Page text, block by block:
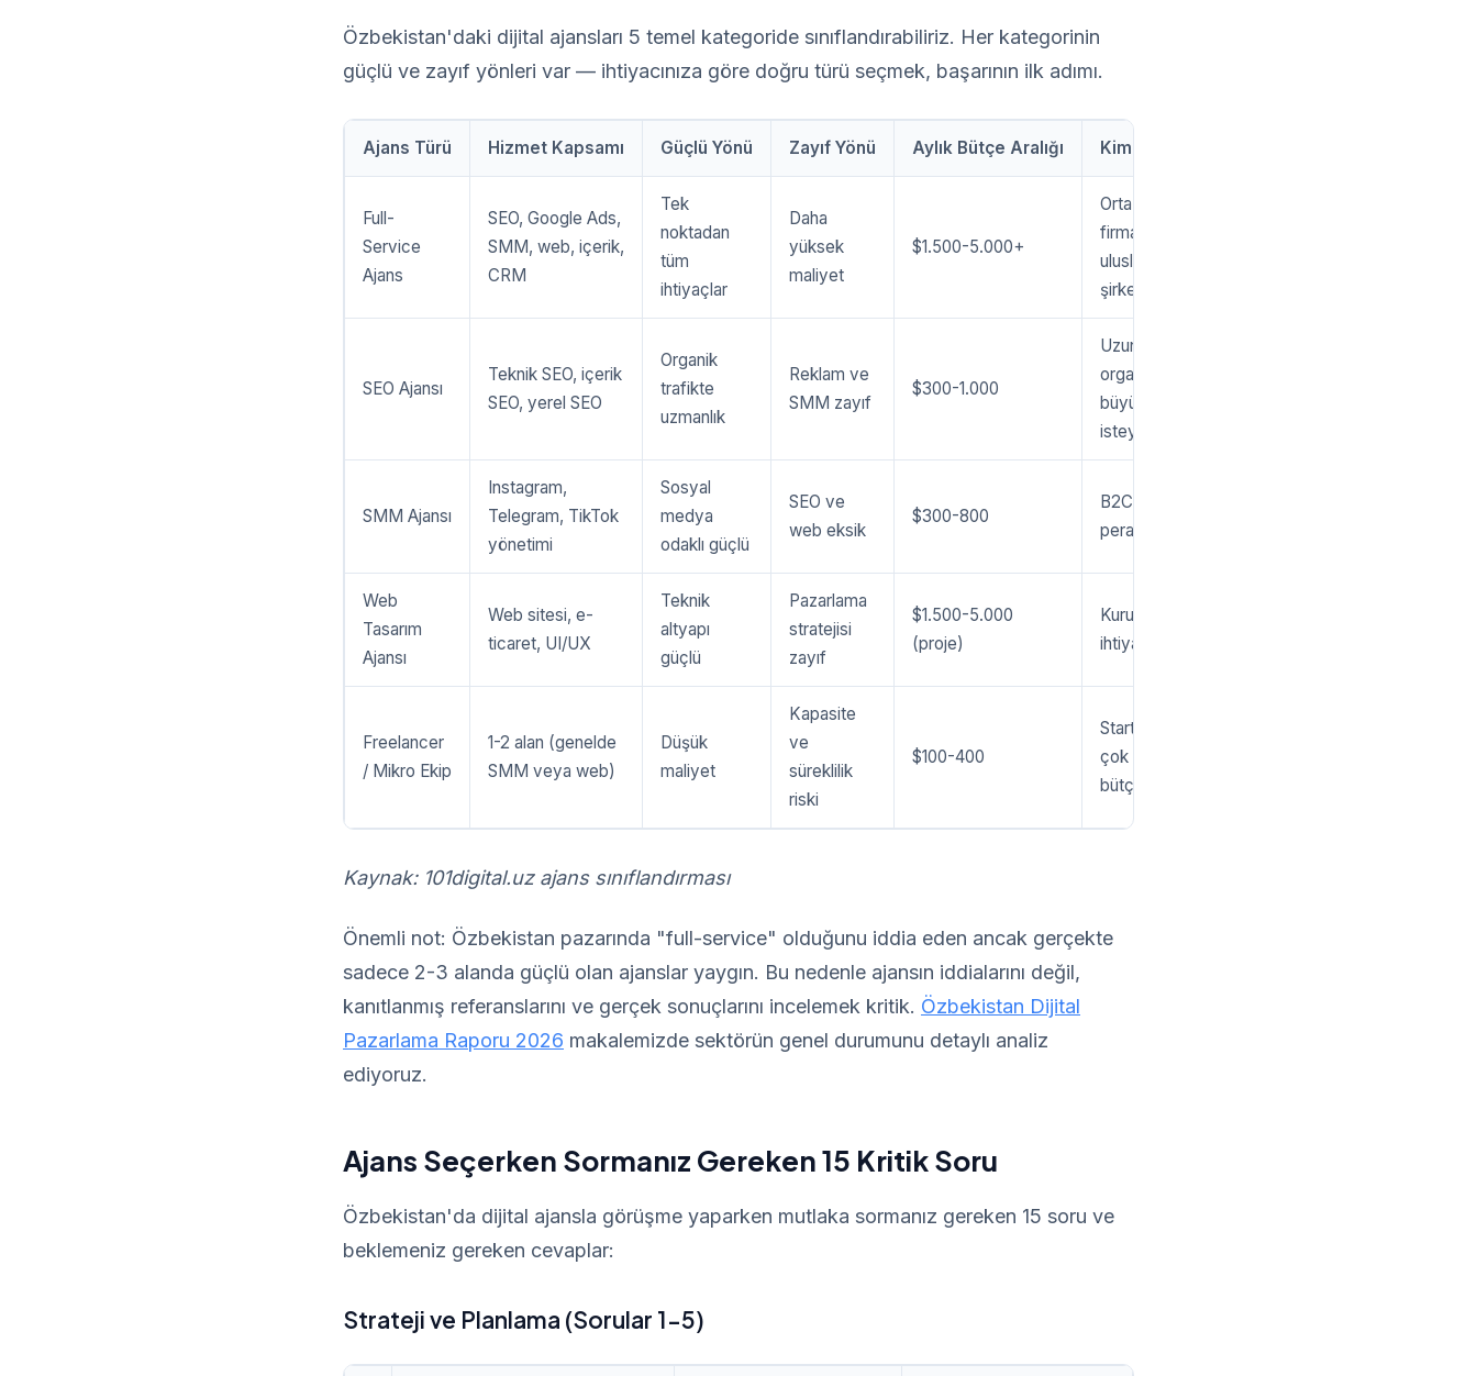
Özbekistan'daki dijital ajansları 5 temel kategoride sınıflandırabiliriz. Her kategorinin
güçlü ve zayıf yönleri var — ihtiyacınıza göre doğru türü seçmek, başarının ilk adımı.
Ajans Türü Hizmet Kapsamı Güçlü Yönü Zayıf Yönü Aylık Bütçe Aralığı Kime Uygun?
Full-
Service
Ajans
SEO, Google Ads,
SMM, web, içerik,
CRM
Tek
noktadan
tüm
ihtiyaçlar
Daha
yüksek
maliyet
$1.500-5.000+
Orta-büyük
firmalar,
uluslararası
şirketler
SEO Ajansı
Teknik SEO, içerik
SEO, yerel SEO
Organik
trafikte
uzmanlık
Reklam ve
SMM zayıf
$300-1.000
Uzun vadeli
organik
büyüme
isteyenler
SMM Ajansı
Instagram,
Telegram, TikTok
yönetimi
Sosyal
medya
odaklı güçlü
SEO ve
web eksik
$300-800
B2C markalar,
perakende
Web
Tasarım
Ajansı
Web sitesi, e-
ticaret, UI/UX
Teknik
altyapı
güçlü
Pazarlama
stratejisi
zayıf
$1.500-5.000
(proje)
Kurumsal web
ihtiyacı olanlar
Freelancer
/ Mikro Ekip
1-2 alan (genelde
SMM veya web)
Düşük
maliyet
Kapasite
ve
süreklilik
riski
$100-400
Startup'lar,
çok düşük
bütçe
Kaynak: 101digital.uz ajans sınıflandırması
Önemli not: Özbekistan pazarında "full-service" olduğunu iddia eden ancak gerçekte
sadece 2-3 alanda güçlü olan ajanslar yaygın. Bu nedenle ajansın iddialarını değil,
kanıtlanmış referanslarını ve gerçek sonuçlarını incelemek kritik. Özbekistan Dijital
Pazarlama Raporu 2026 makalemizde sektörün genel durumunu detaylı analiz
ediyoruz.
Ajans Seçerken Sormanız Gereken 15 Kritik Soru
Özbekistan'da dijital ajansla görüşme yaparken mutlaka sormanız gereken 15 soru ve
beklemeniz gereken cevaplar:
Strateji ve Planlama (Sorular 1-5)